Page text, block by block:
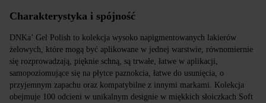
Charakterystyka i spójność
DNKa’ Gel Polish to kolekcja wysoko napigmentowanych lakierów
żelowych, które mogą być aplikowane w jednej warstwie, równomiernie
się rozprowadzają, pięknie schną, są trwałe, łatwe w aplikacji,
samopoziomujące się na płytce paznokcia, łatwe do usunięcia, o
przyjemnym zapachu oraz kompatybilne z innymi markami. Kolekcja
obejmuje 100 odcieni w unikalnym designie w miękkich słoiczkach Soft